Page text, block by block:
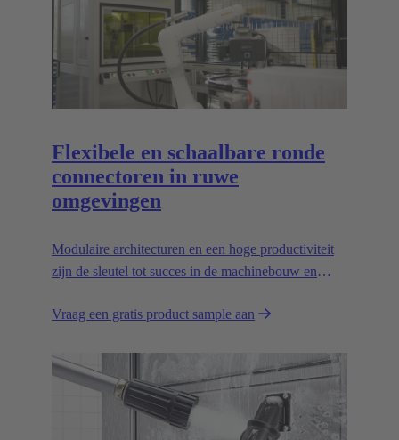
Flexibele en schaalbare ronde
connectoren in ruwe
omgevingen
Modulaire architecturen en een hoge productiviteit
zijn de sleutel tot succes in de machinebouw en
essentieel om de weg te effenen.
Vraag een gratis product sample aan